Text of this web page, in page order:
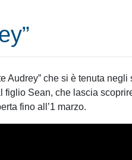
Audrey” che si è tenuta
figlio Sean, che lascia
fino all’1 marzo.